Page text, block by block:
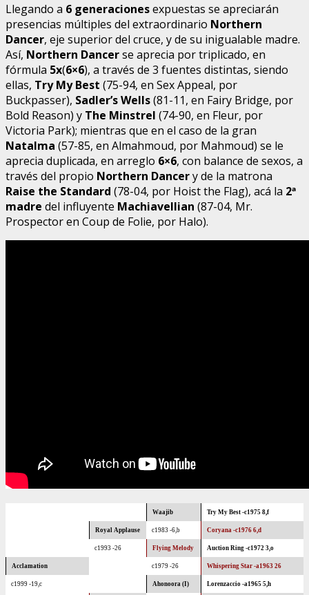
Llegando a 6 generacionesexpuestas se apreciarán
presencias múltiples del extraordinario Northern
Dancer, eje superior del cruce, y de su inigualable madre.
Así, Northern Dancerse aprecia por triplicado, en
fórmula 5x(6×6), a través de 3 fuentes distintas, siendo
ellas, Try My Best (75-94, en Sex Appeal, por
Buckpasser), Sadler’s Wells(81-11, en Fairy Bridge, por
Bold Reason) y The Minstrel (74-90, en Fleur, por
Victoria Park); mientras que en el caso de la gran
Natalma (57-85, en Almahmoud, por Mahmoud) se le
aprecia duplicada, en arreglo 6×6, con balance de sexos, a
través del propio Northern Dancery de la matrona
Raise the Standard (78-04, por Hoist the Flag), acá la 2ª
madre del influyente Machiavellian (87-04, Mr.
Prospector en Coup de Folie, por Halo).
Waajib Try My Best -c1975 8,f
Royal Applause c1983 -6,b Coryana -c1976 6,d
c1993 -26 Flying Melody Auction Ring -c1972 3,o
Acclamation c1979 -26 Whispering Star -a1963 26
c1999 -19,c Ahonoora (I) Lorenzaccio -a1965 5,h